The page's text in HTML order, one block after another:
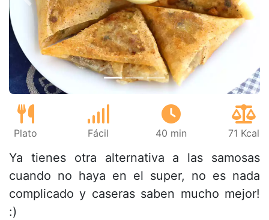
Anterior
Plato Fácil 40 min 71 Kcal
Ya tienes otra alternativa a las samosas
cuando no haya en el super, no es nada
complicado y caseras saben mucho mejor!
:)